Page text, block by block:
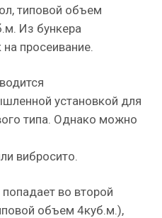
типовой объем
Из бункера
на просеивание.
установкой для
типа. Однако можно
вибросито.
во второй
объем 4куб.м.),